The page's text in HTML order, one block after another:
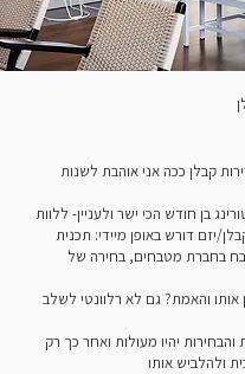
קבלן ככה אני אוהבת לשנות
בן חודש הכי ישר ולעניין- ללוות
יזם דורש באופן מיידי: תכנית
בחברת מטבחים, בחירה של
אותו והאמת? גם לא רלוונטי לשלב
יהיו מעולות ואחר כך רק
ולהלביש אותו